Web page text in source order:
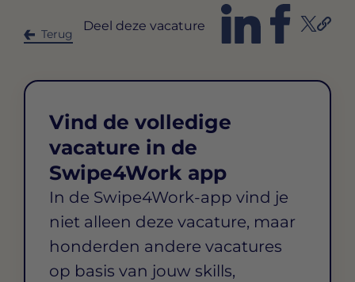
Terug
Deel deze vacature
Vind de volledige
vacature in de
Swipe4Work app
In de Swipe4Work-app vind je
niet alleen deze vacature, maar
honderden andere vacatures
op basis van jouw skills,